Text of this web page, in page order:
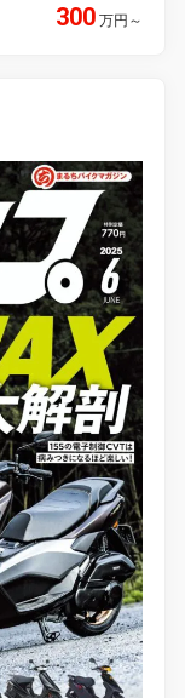
300 万円 ～